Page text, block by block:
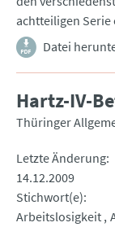
achtteiligen
Datei
Hartz-IV-
Thüringer
Letzte Änderung
14.12.2009
Stichwort(e)
Arbeitslosigkeit